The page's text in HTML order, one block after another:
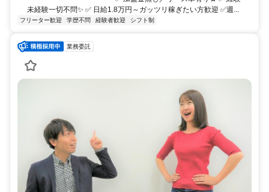
未経験一切不問✨ ✅ 日給1.8万円～ガッツリ稼ぎたい方歓迎 ✅週...
フリーター歓迎 学歴不問 経験者歓迎 シフト制
業務委託